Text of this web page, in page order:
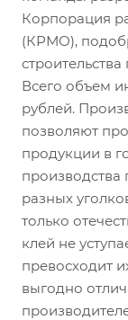
Корпорация
(КРМО),
Всего объем
рублей.
позволяют
продукции в
производства
разных
только
клей не
превосходит
выгодно